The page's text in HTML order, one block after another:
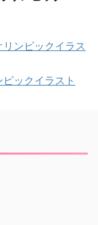
ンピックイラス
ックイラスト